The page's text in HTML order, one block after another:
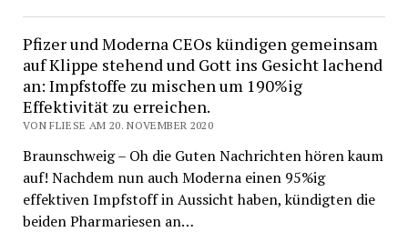
Pfizer und Moderna CEOs kündigen gemeinsam
auf Klippe stehend und Gott ins Gesicht lachend
an: Impfstoffe zu mischen um 190%ig
Effektivität zu erreichen.
VON FLIESE AM 20. NOVEMBER 2020
Braunschweig – Oh die Guten Nachrichten hören kaum
auf! Nachdem nun auch Moderna einen 95%ig
effektiven Impfstoff in Aussicht haben, kündigten die
beiden Pharmariesen an…